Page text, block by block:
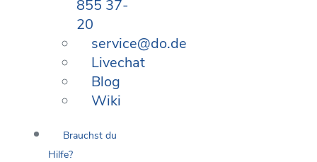
855 37-
20
service@do.de
Livechat
Blog
Wiki
Brauchst du
Hilfe?